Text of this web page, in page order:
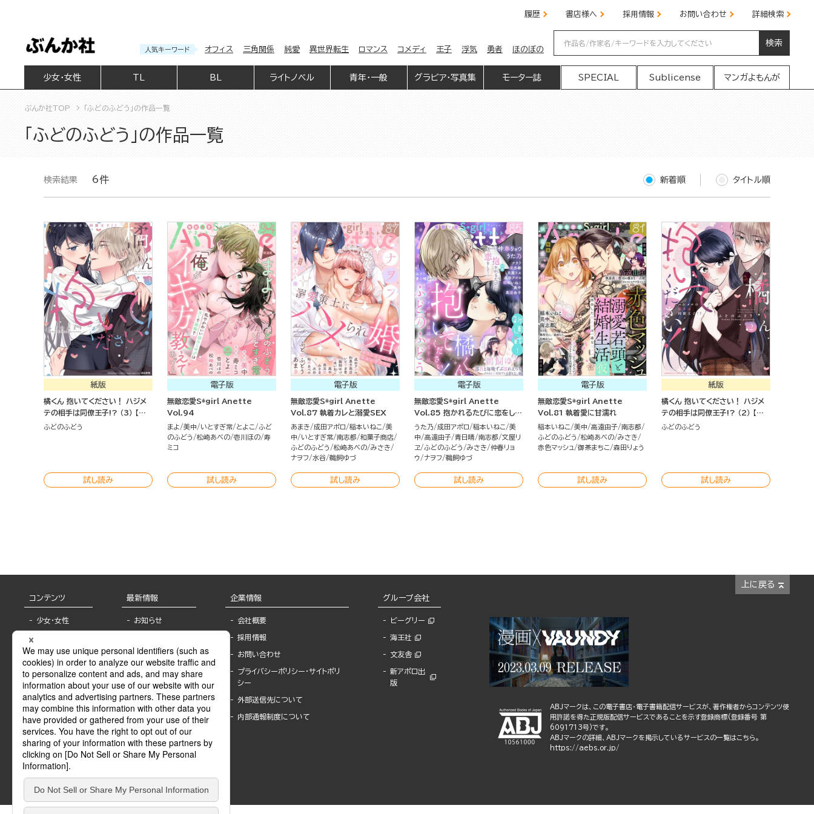
履歴 書店様へ 採用情報 お問い合わせ 詳細検索
人気キーワード オフィス 三角関係 純愛 異世界転生 ロマンス コメディ 王子 浮気 勇者 ほのぼの
検索
少女・女性 BL ライトノベル 青年・一般 グラビア・写真集 モーター誌 SPECIAL Sublicense マンガよもんが
ぶんか社TOP 「ふどのふどう」の作品一覧
「ふどのふどう」の作品一覧
検索結果 6件 新着順 タイトル順
紙版
橘くん 抱いてください！ ハジメ
テの相手は同僚王子!? （3） 【特
別描きおろし漫画＆電子限定ペー
ふどのふどう
試し読み
電子版
無敵恋愛S*girl Anette
Vol.94
まよ 美中 いとすぎ常 とよこ
ふど
のふどう
松崎あべの 壱川ほの 寿
ミコ
試し読み
電子版
無敵恋愛S*girl Anette
Vol.87 執着カレと溺愛SEX
あまき 成田アポロ 稲本いねこ
美
中
いとすぎ常 南志都
和菓子商店
ふどのふどう
松崎あべの みさき
ナヲフ
水谷 鵜飼ゆづ
試し読み
電子版
無敵恋愛S*girl Anette
Vol.85 抱かれるたびに恋をし
て…
うた乃 成田アポロ 稲本いねこ
美
中
高遠由子 青日晴 南志都
文屋リ
ヱ
ふどのふどう みさき
仲春リョ
ウ
ナヲフ 鵜飼ゆづ
試し読み
電子版
無敵恋愛S*girl Anette
Vol.81 執着愛に甘濡れ
稲本いねこ 美中 高遠由子 南志都
ふどのふどう
松崎あべの みさき
赤色マッシュ
御茶まちこ 森田りょう
試し読み
紙版
橘くん 抱いてください！ ハジメ
テの相手は同僚王子!? （2） 【特
別描きおろし漫画＆電子限定ペー
ふどのふどう
試し読み
上に戻る
コンテンツ
少女・女性
BL
ライトノベル
青年・一般
グラビア・写真
モーター誌
SPECIAL
Sublicense
最新情報
お知らせ
報
書店様へ
海外ライセンシー
公式SNSアカウ
ント
作家一覧
Keyword list
Author list
企業情報
会社概要
採用情報
お問い合わせ
プライバシーポリシー・サイトポリ
シー
外部送信先について
内部通報制度について
グループ会社
ビーグリー
海王社
文友舎
新アポロ出
版
ABJマークは、この電子書店・電子書籍配信サービスが、著作権者からコンテンツ使
用許諾を得た正規版配信サービスであることを示す登録商標(登録番号 第
6091713号)です。
ABJマークの詳細、ABJマークを掲示しているサービスの一覧はこちら。
https://aebs.or.jp/